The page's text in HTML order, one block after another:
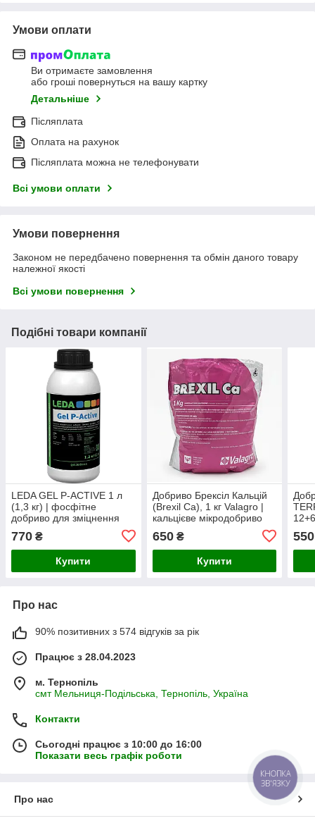
Умови оплати
Ви отримаєте замовлення
або гроші повернуться на вашу картку
Детальніше
Післяплата
Оплата на рахунок
Післяплата можна не телефонувати
Всі умови оплати
Умови повернення
Законом не передбачено повернення та обмін даного товару
належної якості
Всі умови повернення
Подібні товари компанії
LEDA GEL P-ACTIVE 1 л
(1,3 кг) | фосфітне
добриво для зміцнення
підвищення стійкості до
хвороб
770 ₴
Купити
Добриво Брексіл Кальцій
(Brexil Ca), 1 кг Valagro |
кальцієве мікродобриво
підживлення овочів, саду
та ягідних
650₴
Купити
550
Про нас
90% позитивних з 574 відгуків за рік
Працює з 28.04.2023
м. Тернопіль
смт Мельниця-Подільська, Тернопіль, Україна
Контакти
Сьогодні працює з 10:00 до 16:00
Показати весь графік роботи
Про нас
КНОПКА
ЗВ'ЯЗКУ